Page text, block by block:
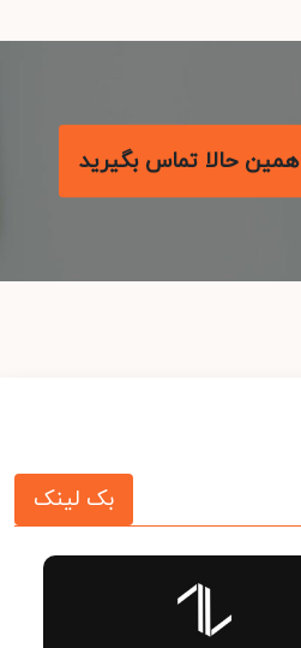
همین حالا تماس بگیرید
بک لینک